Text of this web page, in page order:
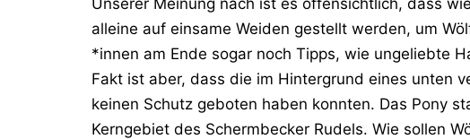
alleine auf einsame Weiden gestellt werden, um
*innen am Ende sogar noch Tipps, wie ungeliebte
Fakt ist aber, dass die im Hintergrund eines unten
keinen Schutz geboten haben konnten. Das Pony
Kerngebiet des Schermbecker Rudels. Wie sollen